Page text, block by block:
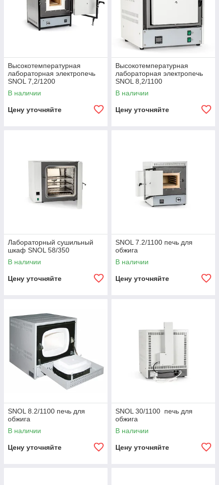
Высокотемпературная
лабораторная электропечь
SNOL 7,2/1200
В наличии
Цену уточняйте
Высокотемпературная
лабораторная электропечь
SNOL 8,2/1100
В наличии
Цену уточняйте
Лабораторный сушильный
шкаф SNOL 58/350
В наличии
Цену уточняйте
SNOL 7.2/1100 печь для
обжига
В наличии
Цену уточняйте
SNOL 8.2/1100 печь для
обжига
В наличии
Цену уточняйте
SNOL 30/1100 печь для
обжига
В наличии
Цену уточняйте